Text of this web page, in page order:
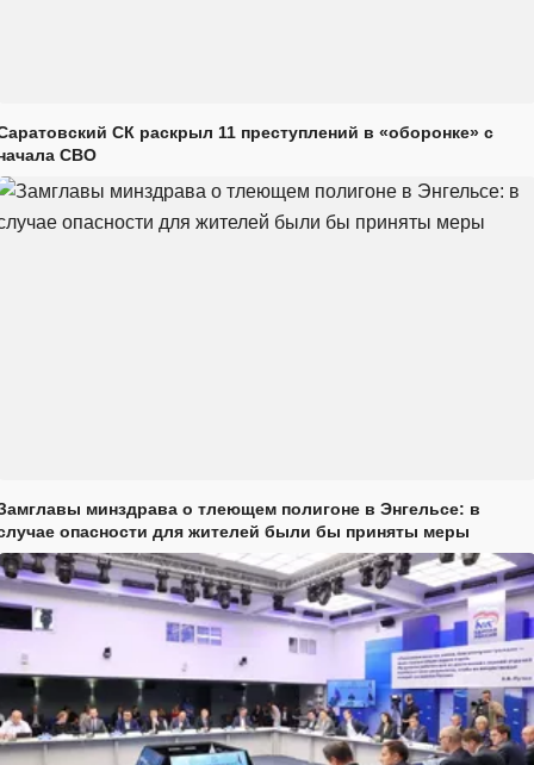
СК раскрыл 11 преступлений в «оборонке» с
СВО
минздрава о тлеющем полигоне в Энгельсе: в
опасности для жителей были бы приняты меры